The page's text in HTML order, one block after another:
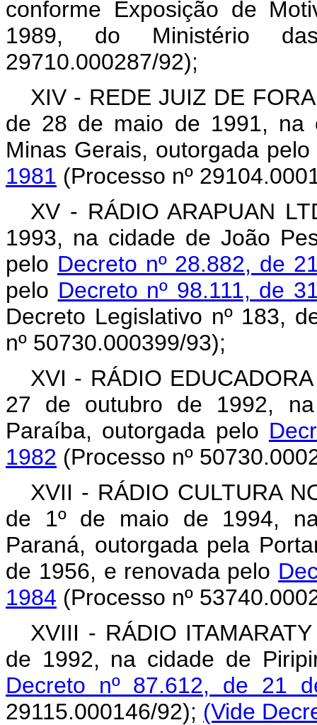
conforme Exposição de
1989, do Ministério
29710.000287/92);
XIV - REDE JUIZ DE
de 28 de maio de 1991, na
Minas Gerais, outorgada pelo
1981 (Processo nº
XV - RÁDIO ARAPUAN
1993, na cidade de João
pelo Decreto nº 28.882, de
pelo Decreto nº 98.111, de
Decreto Legislativo nº 183,
nº 50730.000399/93);
XVI - RÁDIO
27 de outubro de 1992,
Paraíba, outorgada pelo
1982 (Processo nº
XVII - RÁDIO CULTURA
de 1º de maio de 1994,
Paraná, outorgada pela
de 1956, e renovada pelo
1984 (Processo nº
XVIII - RÁDIO
de 1992, na cidade de
Decreto nº 87.612, de 21
29115.000146/92); (Vide